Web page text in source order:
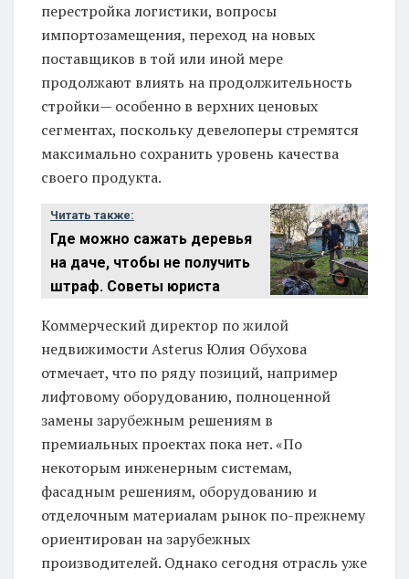
перестройка логистики, вопросы
импортозамещения, переход на новых
поставщиков в той или иной мере
продолжают влиять на продолжительность
стройки— особенно в верхних ценовых
сегментах, поскольку девелоперы стремятся
максимально сохранить уровень качества
своего продукта.
Читать также:
Где можно сажать деревья
на даче, чтобы не получить
штраф. Советы юриста
Коммерческий директор по жилой
недвижимости Asterus Юлия Обухова
отмечает, что по ряду позиций, например
лифтовому оборудованию, полноценной
замены зарубежным решениям в
премиальных проектах пока нет. «По
некоторым инженерным системам,
фасадным решениям, оборудованию и
отделочным материалам рынок по-прежнему
ориентирован на зарубежных
производителей. Однако сегодня отрасль уже